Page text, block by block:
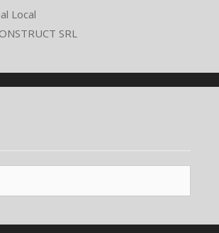
Local
SRL